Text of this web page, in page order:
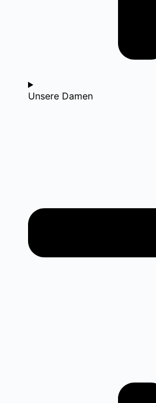
Unsere Damen